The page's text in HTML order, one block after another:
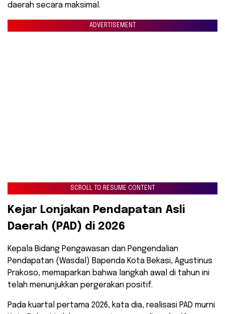
daerah secara maksimal.
ADVERTISEMENT
SCROLL TO RESUME CONTENT
​Kejar Lonjakan Pendapatan Asli
Daerah (PAD) di 2026
​Kepala Bidang Pengawasan dan Pengendalian
Pendapatan (Wasdal) Bapenda Kota Bekasi, Agustinus
Prakoso, memaparkan bahwa langkah awal di tahun ini
telah menunjukkan pergerakan positif.
Pada kuartal pertama 2026, kata dia, realisasi PAD murni